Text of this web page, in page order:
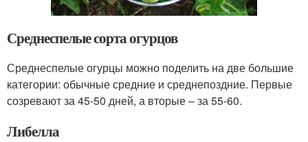
Среднеспелые сорта огурцов
Среднеспелые огурцы можно поделить на две большие
категории: обычные средние и среднепоздние. Первые
созревают за 45-50 дней, а вторые – за 55-60.
Либелла